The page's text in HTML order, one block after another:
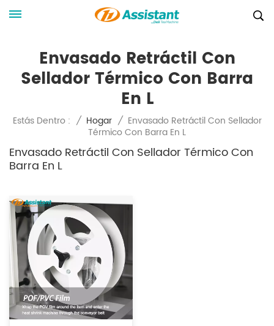
Envasado Retráctil Con
Sellador Térmico Con Barra
En L
Estás Dentro : / Hogar / Envasado Retráctil Con Sellador
Térmico Con Barra En L
Envasado Retráctil Con Sellador Térmico Con
Barra En L